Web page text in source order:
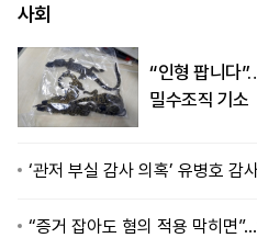
사회
“인형 팝니다
밀수조직 기소
‘관저 부실 감사 의혹’ 유병호 감
“증거 잡아도 혐의 적용 막히면